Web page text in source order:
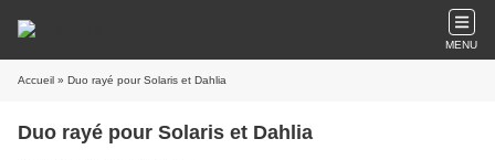
MENU
Accueil » Duo rayé pour Solaris et Dahlia
Duo rayé pour Solaris et Dahlia